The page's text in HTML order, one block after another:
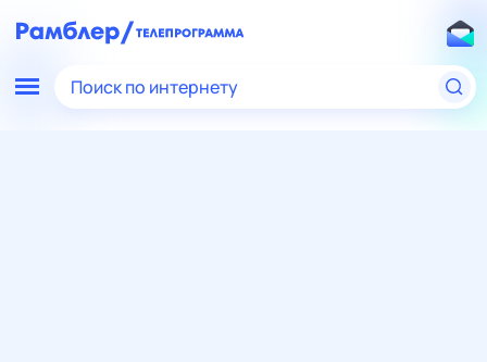
Поиск по интернету